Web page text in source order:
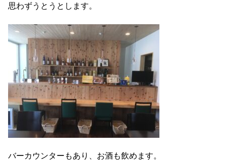
思わずうとうとします。
バーカウンターもあり、お酒も飲めます。